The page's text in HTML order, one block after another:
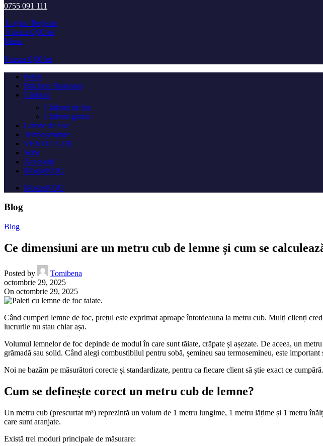
0755 091 111
Login / Register
0 items 0,00 lei
Menu
0 items 0,00 lei
Peleți
Brichete Rumeguș
Cărbuni
Cărbuni de foc
Cărbuni gratar
Lemne de Foc
Termoșeminee
VENTILAȚIE
Sobe
Accesorii
MostreNOU
MostreNOU
Blog
Blog
Ce dimensiuni are un metru cub de lemne și cum se
Posted by
Tomibena
octombrie 29, 2025
On octombrie 29, 2025
Când cumperi lemne de foc, prețul este exprimat aproape întotdeauna la metru cub. Mulți clienți
lucrurile nu stau chiar așa.
Volumul lemnelor de foc depinde de modul în care sunt tăiate, crăpate și așezate. De aceea, un
grămadă sau solid. Când alegi combustibilul pentru sobă, șemineu sau termosemineu, este
Noi ne bazăm pe măsurători corecte și standardizate, pentru ca fiecare client să știe exact ce
Cum se definește corect un metru cub de lemne?
Un metru cub (prescurtat m³) reprezintă un volum de 1 metru lungime, 1 metru lățime și 1 metru
care sunt aranjate.
Există trei moduri principale de măsurare: